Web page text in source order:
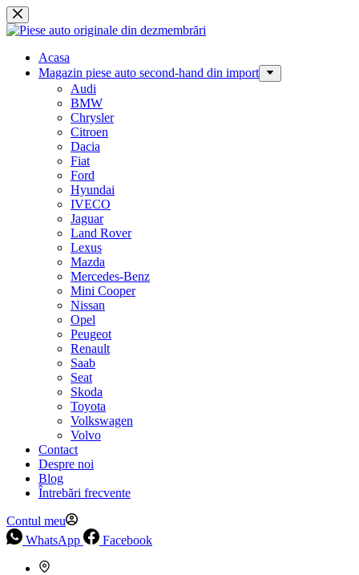
Sari
la
Acasa
Magazin piese auto second-hand din import
Audi
BMW
Chrysler
Citroen
Dacia
Fiat
Ford
Hyundai
IVECO
Jaguar
Land Rover
Lexus
Mazda
Mercedes-Benz
Mini Cooper
Nissan
Opel
Peugeot
Renault
Saab
Seat
Skoda
Toyota
Volkswagen
Volvo
Contact
Despre noi
Blog
Întrebări frecvente
Contul meu
WhatsApp
Facebook